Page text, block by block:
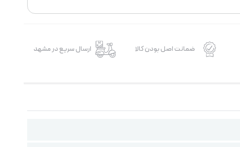
ضمانت اصل بودن کالا ارسال سریع در مشهد